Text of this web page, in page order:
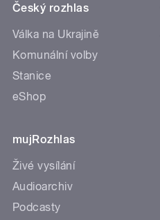
Český rozhlas
Válka na Ukrajině
Komunální volby
Stanice
eShop
mujRozhlas
Živé vysílání
Audioarchiv
Podcasty